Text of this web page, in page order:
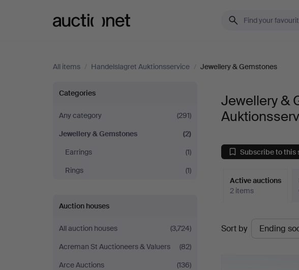
All items / Handelslagret Auktionsservice / Jewellery & Gemstones
Jewellery
&
Gemstones
at
Auktionsservice
Categories
Any category
(291)
Jewellery & Gemstones
(2)
Earrings
(1)
Rings
(1)
Auction houses
All auction houses
(3,724)
Acreman St Auctioneers & Valuers
(82)
Arce Auctions
(136)
Jewellery &
Subscribe to this
Active auctions
2 items
Active
auctions
Sort by